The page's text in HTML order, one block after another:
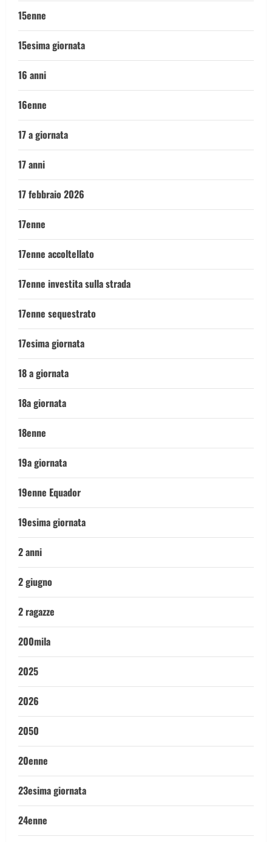
15enne
15esima giornata
16 anni
16enne
17 a giornata
17 anni
17 febbraio 2026
17enne
17enne accoltellato
17enne investita sulla strada
17enne sequestrato
17esima giornata
18 a giornata
18a giornata
18enne
19a giornata
19enne Equador
19esima giornata
2 anni
2 giugno
2 ragazze
200mila
2025
2026
2050
20enne
23esima giornata
24enne